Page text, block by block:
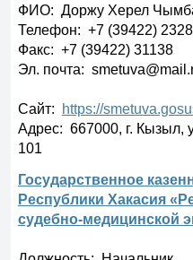
ФИО: Доржу Херел
Телефон: +7 (39422)
Факс: +7 (39422) 31138
Эл. почта:
Сайт: https://
Адрес: 667000, г. Кызыл,
101
Государственное
Республики Хакасия
судебно-медицинской